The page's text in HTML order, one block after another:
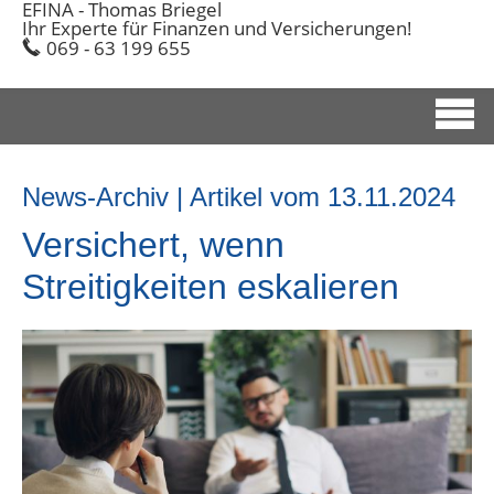
EFINA - Thomas Briegel
Ihr Experte für Finanzen und Versicherungen!
069 - 63 199 655
News-Archiv | Artikel vom 13.11.2024
Versichert, wenn
Streitigkeiten eskalieren